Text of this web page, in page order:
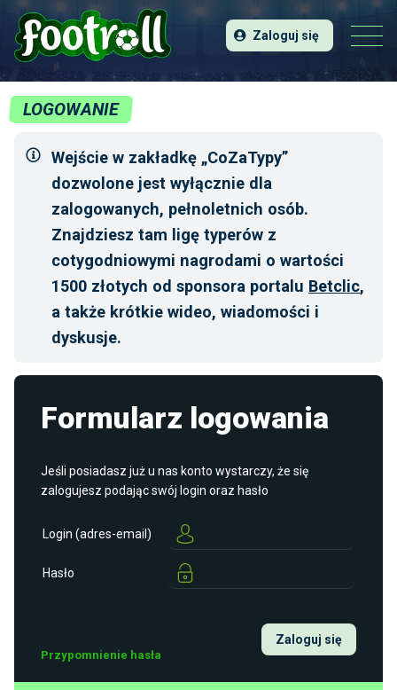
Zaloguj się
LOGOWANIE
Wejście w zakładkę „CoZaTypy”
dozwolone jest wyłącznie dla
zalogowanych, pełnoletnich osób.
Znajdziesz tam ligę typerów z
cotygodniowymi nagrodami o wartości
1500 złotych od sponsora portalu Betclic,
a także krótkie wideo, wiadomości i
dyskusje.
Formularz logowania
Jeśli posiadasz już u nas konto wystarczy, że się
zalogujesz podając swój login oraz hasło
Login (adres-email)
Hasło
Przypomnienie hasła
Zaloguj się